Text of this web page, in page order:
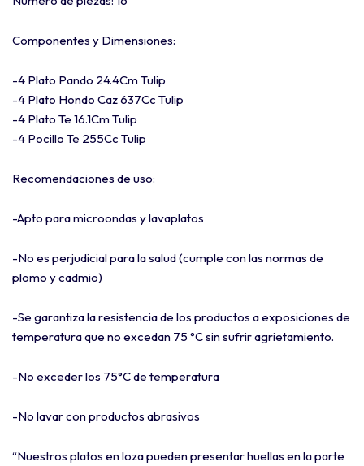
Componentes y Dimensiones:
-4 Plato Pando 24.4Cm Tulip
-4 Plato Hondo Caz 637Cc Tulip
-4 Plato Te 16.1Cm Tulip
-4 Pocillo Te 255Cc Tulip
Recomendaciones de uso:
-Apto para microondas y lavaplatos
-No es perjudicial para la salud (cumple con las normas de
plomo y cadmio)
-Se garantiza la resistencia de los productos a exposiciones de
temperatura que no excedan 75 °C sin sufrir agrietamiento.
-No exceder los 75°C de temperatura
-No lavar con productos abrasivos
“Nuestros platos en loza pueden presentar huellas en la parte